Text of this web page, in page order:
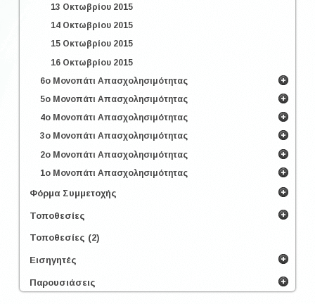
13 Οκτωβρίου 2015
14 Οκτωβρίου 2015
15 Οκτωβρίου 2015
16 Οκτωβρίου 2015
6ο Μονοπάτι Απασχολησιμότητας
5ο Μονοπάτι Απασχολησιμότητας
4ο Μονοπάτι Απασχολησιμότητας
3ο Μονοπάτι Απασχολησιμότητας
2ο Μονοπάτι Απασχολησιμότητας
1ο Μονοπάτι Απασχολησιμότητας
Φόρμα Συμμετοχής
Τοποθεσίες
Τοποθεσίες (2)
Εισηγητές
Παρουσιάσεις